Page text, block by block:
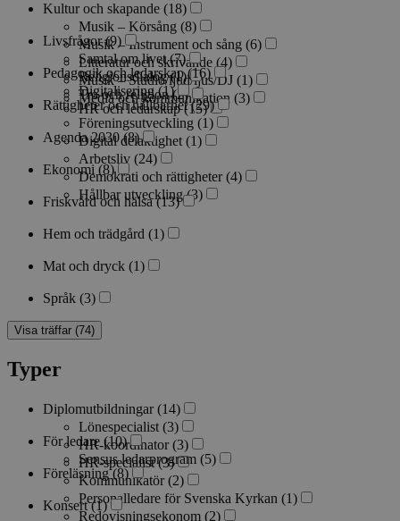
Kultur och skapande (18)
Musik – Körsång (8)
Musik – Instrument och sång (6)
Litteratur och skrivande (4)
Musik – Studio/ljud/ljus/DJ (1)
Media och kommunikation (3)
Livsfrågor (9)
Samtal om livet (7)
Religionsdialog (1)
Tro och religion (2)
Pedagogik och ledarskap (16)
Digitalisering (1)
HR och ledarskap (15)
Rättigheter och hållbarhet (29)
Föreningsutveckling (1)
Digital delaktighet (1)
Arbetsliv (24)
Demokrati och rättigheter (4)
Hållbar utveckling (3)
Agenda 2030 (8)
Ekonomi (8)
Friskvård och hälsa (13)
Hem och trädgård (1)
Mat och dryck (1)
Språk (3)
Visa träffar (74)
Typer
Diplomutbildningar (14)
Lönespecialist (3)
HR-koordinator (3)
HR-specialist (3)
Kommunikatör (2)
Personalledare för Svenska Kyrkan (1)
Redovisningsekonom (2)
För ledare (10)
Sensus ledarprogram (5)
Föreläsning (8)
Konsert (1)